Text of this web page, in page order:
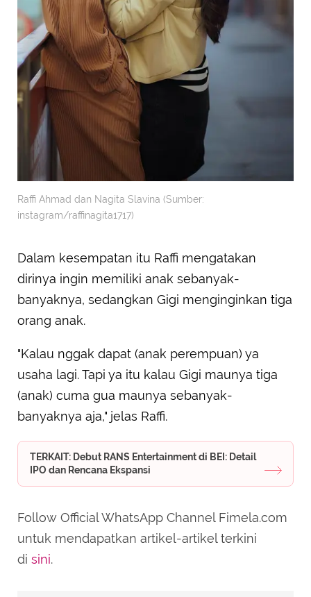
Raffi Ahmad dan Nagita Slavina (Sumber:
instagram/raffinagita1717)
Dalam kesempatan itu Raffi mengatakan
dirinya ingin memiliki anak sebanyak-
banyaknya, sedangkan Gigi menginginkan tiga
orang anak.
"Kalau nggak dapat (anak perempuan) ya
usaha lagi. Tapi ya itu kalau Gigi maunya tiga
(anak) cuma gua maunya sebanyak-
banyaknya aja," jelas Raffi.
TERKAIT: Debut RANS Entertainment di BEI: Detail
IPO dan Rencana Ekspansi
Follow Official WhatsApp Channel Fimela.com
untuk mendapatkan artikel-artikel terkini
di sini.